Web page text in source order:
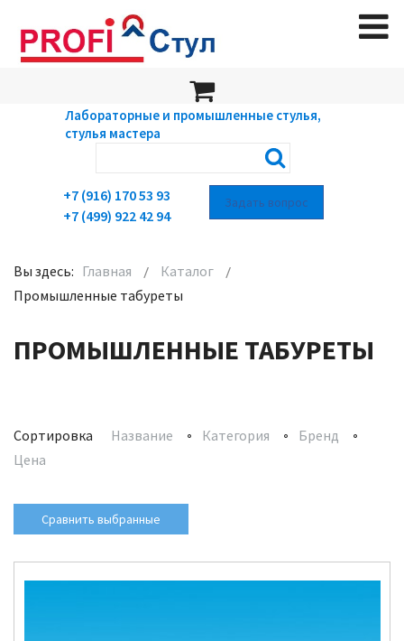
Лабораторные и промышленные стулья,
стулья мастера
+7 (916) 170 53 93
+7 (499) 922 42 94
Задать вопрос
Вы здесь: Главная
Каталог
Промышленные табуреты
ПРОМЫШЛЕННЫЕ ТАБУРЕТЫ
Сортировка Название Категория
Бренд
Цена
Сравнить выбранные